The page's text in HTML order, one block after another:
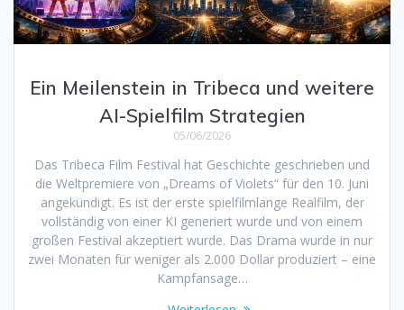
Ein Meilenstein in Tribeca und weitere
AI-Spielfilm Strategien
05/06/2026
Das Tribeca Film Festival hat Geschichte geschrieben und
die Weltpremiere von „Dreams of Violets“ für den 10. Juni
angekündigt. Es ist der erste spielfilmlange Realfilm, der
vollständig von einer KI generiert wurde und von einem
großen Festival akzeptiert wurde. Das Drama wurde in nur
zwei Monaten für weniger als 2.000 Dollar produziert – eine
Kampfansage…